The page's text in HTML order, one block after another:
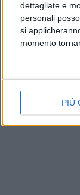
dettagliate e
personali
si
momento
PIÙ